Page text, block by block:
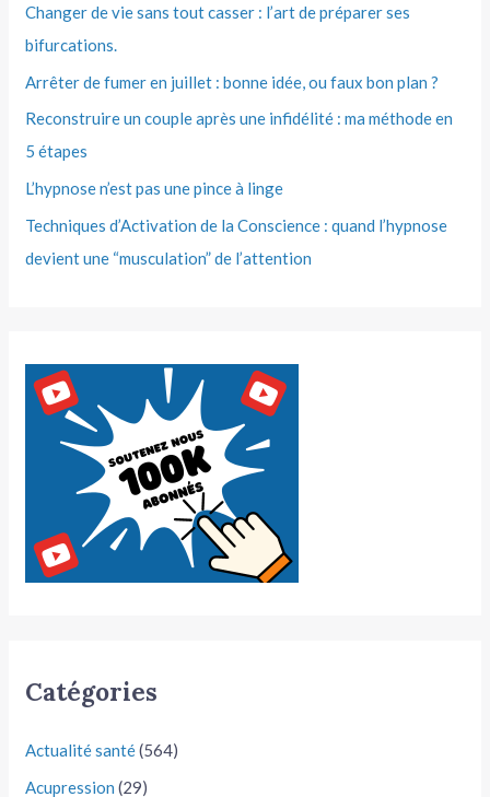
Changer de vie sans tout casser : l’art de préparer ses
bifurcations.
Arrêter de fumer en juillet : bonne idée, ou faux bon plan ?
Reconstruire un couple après une infidélité : ma méthode en
5 étapes
L’hypnose n’est pas une pince à linge
Techniques d’Activation de la Conscience : quand l’hypnose
devient une “musculation” de l’attention
Catégories
Actualité santé(564)
Acupression (29)